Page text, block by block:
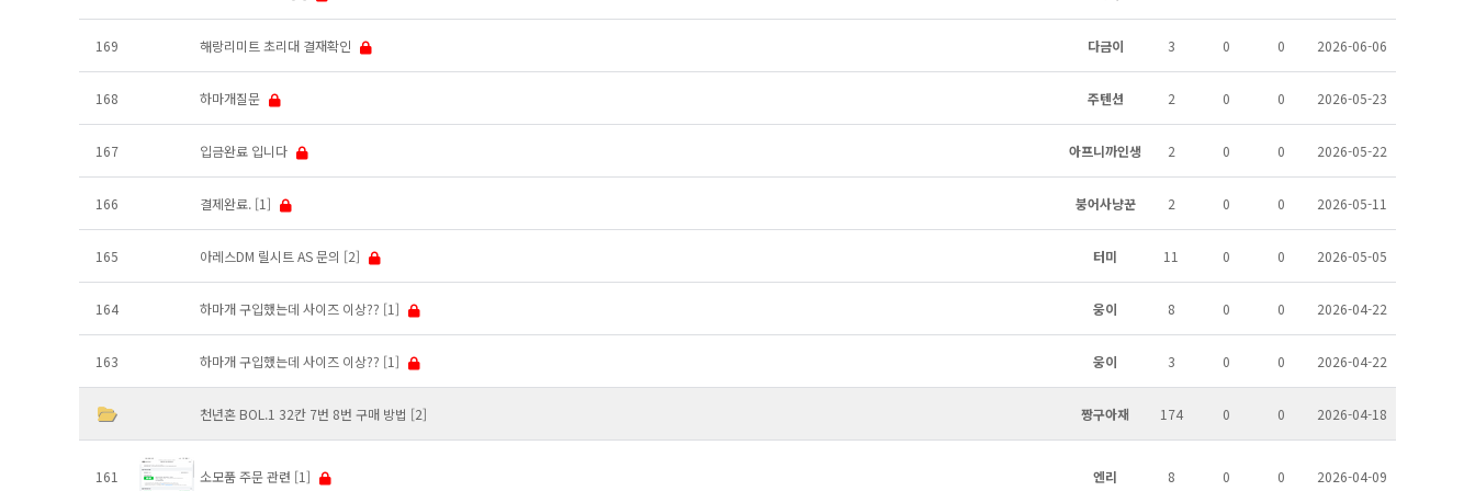
169 해랑리미트 초리대 결재확인 다금이 3 0 0 2026-06-06
168 하마개질문 주텐션 2 0 0 2026-05-23
167 입금완료 입니다 아프니까인생 2 0 0 2026-05-22
166 결제완료. [1] 붕어사냥꾼 2 0 0 2026-05-11
165 아레스DM 릴시트 AS 문의 [2] 터미 11 0 0 2026-05-05
164 하마개 구입했는데 사이즈 이상?? [1] 웅이 8 0 0 2026-04-22
163 하마개 구입했는데 사이즈 이상?? [1] 웅이 3 0 0 2026-04-22
천년혼 BOL.1 32칸 7번 8번 구매 방법 [2] 짱구아재 174 0 0 2026-04-18
161 소모품 주문 관련 [1] 엔리 8 0 0 2026-04-09